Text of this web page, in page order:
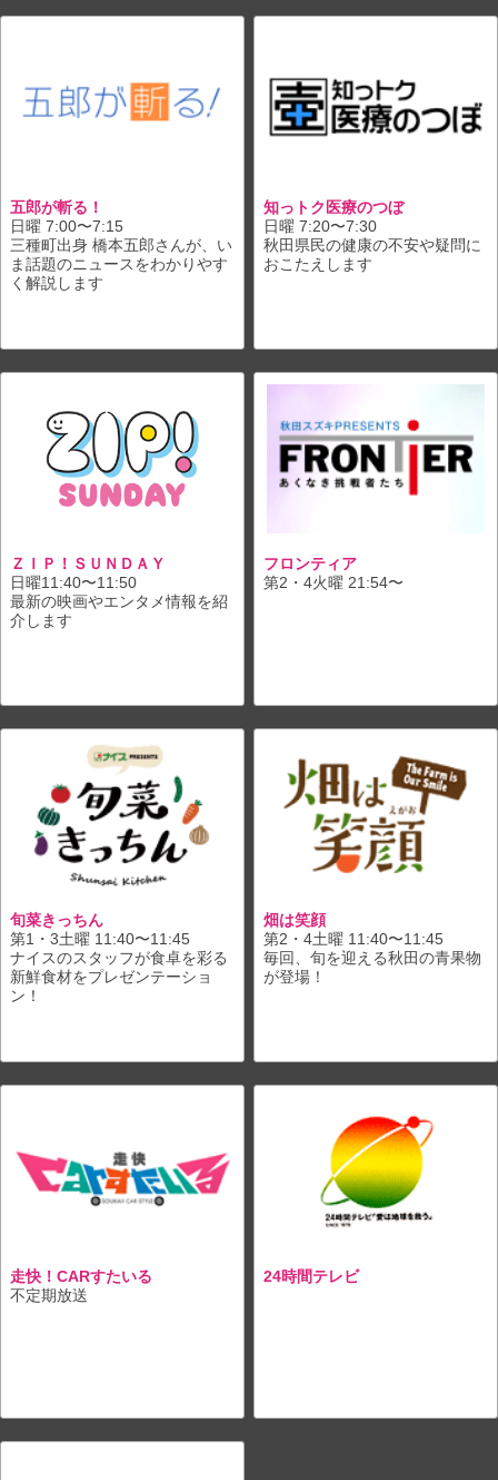
五郎が斬る！
日曜 7:00〜7:15
三種町出身 橋本五郎さんが、い
ま話題のニュースをわかりやす
く解説します
知っトク医療のつぼ
日曜 7:20〜7:30
秋田県民の健康の不安や疑問に
おこたえします
ＺＩＰ！ＳＵＮＤＡＹ
日曜11:40〜11:50
最新の映画やエンタメ情報を紹
介します
フロンティア
第2・4火曜 21:54〜
旬菜きっちん
第1・3土曜 11:40〜11:45
ナイスのスタッフが食卓を彩る
新鮮食材をプレゼンテーショ
ン！
畑は笑顔
第2・4土曜 11:40〜11:45
毎回、旬を迎える秋田の青果物
が登場！
走快！CARすたいる
不定期放送
24時間テレビ